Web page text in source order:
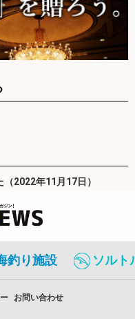
2022年11月17日）
釣り施設 ソルト
お問い合わせ